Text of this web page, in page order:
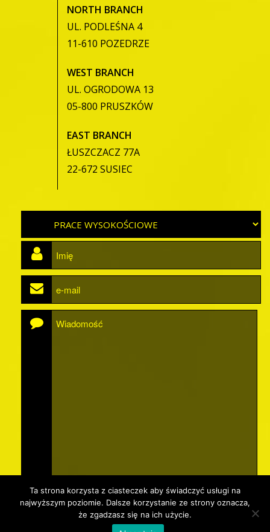
NORTH BRANCH
UL. PODLEŚNA 4
11-610 POZEDRZE
WEST BRANCH
UL. OGRODOWA 13
05-800 PRUSZKÓW
EAST BRANCH
ŁUSZCZACZ 77A
22-672 SUSIEC
Ta strona korzysta z ciasteczek aby świadczyć usługi na
najwyższym poziomie. Dalsze korzystanie ze strony oznacza,
że zgadzasz się na ich użycie.